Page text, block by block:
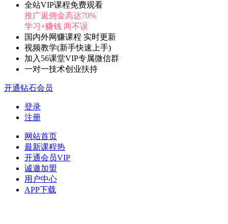
全站VIP课程免费观看
推广返佣金高达70%
学习+赚钱 两不误
国内外网赚课程 实时更新
视频教学(新手快速上手)
加入56课堂VIP专属微信群
一对一技术创业扶持
开通钻石会员
登录
注册
网站首页
最新课程热
开通会员VIP
诚邀加盟
用户中心
APP下载